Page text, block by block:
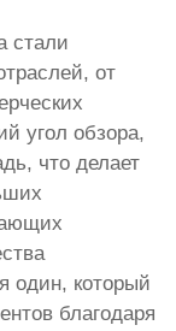
стали
от
угол обзора,
что делает
один, который
благодаря